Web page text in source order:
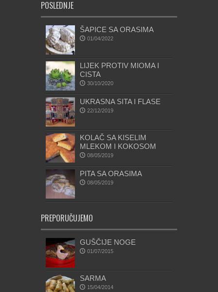
POSLEDNJE
ŠAPICE SA ORASIMA
01/04/2022
LIJEK PROTIV MIOMA I
CISTA
30/10/2020
UKRASNA SITA I FLASE
22/12/2019
KOLAČ SA KISELIM
MLEKOM I KOKOSOM
08/05/2019
PITA SA ORASIMA
08/05/2019
PREPORUČUJEMO
GUŠČIJE NOGE
01/07/2015
SARMA
15/04/2014